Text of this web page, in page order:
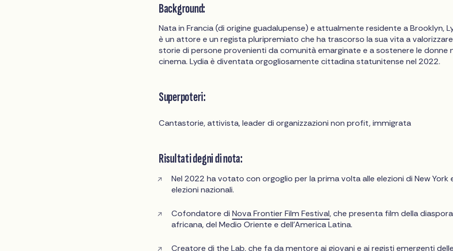
Background:
Nata in Francia (di origine guadalupense) e attualmente residente a Brooklyn,
è un attore e un regista pluripremiato che ha trascorso la sua vita a
storie di persone provenienti da comunità emarginate e a sostenere le donne
cinema. Lydia è diventata orgogliosamente cittadina statunitense nel 2022.
Superpoteri:
Cantastorie, attivista, leader di organizzazioni non profit, immigrata
Risultati degni di nota:
Nel 2022 ha votato con orgoglio per la prima volta alle elezioni di New York
elezioni nazionali.
Cofondatore diNova Frontier Film Festival, che presenta film della diaspora
africana, del Medio Oriente e dell'America Latina.
Creatore di the Lab, che fa da mentore ai giovani e ai registi emergenti